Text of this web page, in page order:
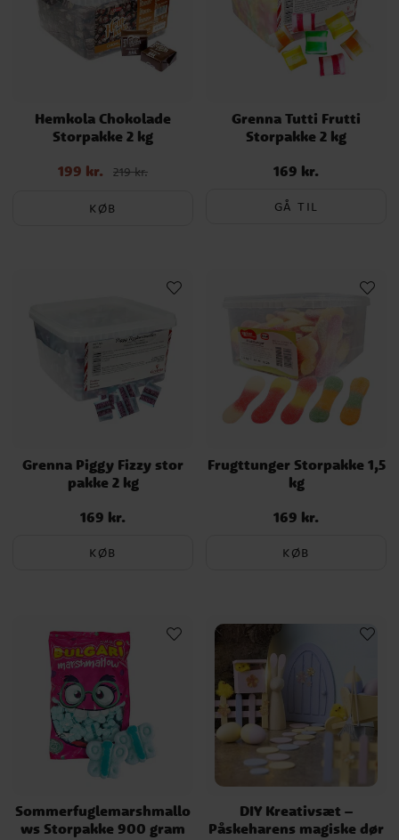
Hemkola Chokolade
Storpakke 2 kg
Nupris:199 kr. Tidligere pris
199 kr. 219 kr.
KØB
Grenna Tutti Frutti
Storpakke 2 kg
Pris:169 kr.
169 kr.
GÅ TIL
Grenna Piggy Fizzy stor
pakke 2 kg
Pris:169 kr.
169 kr.
KØB
Frugttunger Storpakke 1,5
kg
Pris:169 kr.
169 kr.
KØB
Sommerfuglemarshmallo
ws Storpakke 900 gram
DIY Kreativsæt –
Påskeharens magiske dør